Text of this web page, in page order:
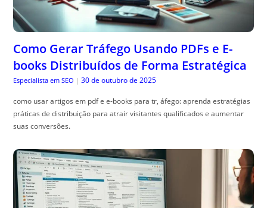
Como Gerar Tráfego Usando PDFs e E-
books Distribuídos de Forma Estratégica
Especialista em SEO | 30 de outubro de 2025
como usar artigos em pdf e e-books para tr, áfego: aprenda estratégias
práticas de distribuição para atrair visitantes qualificados e aumentar
suas conversões.